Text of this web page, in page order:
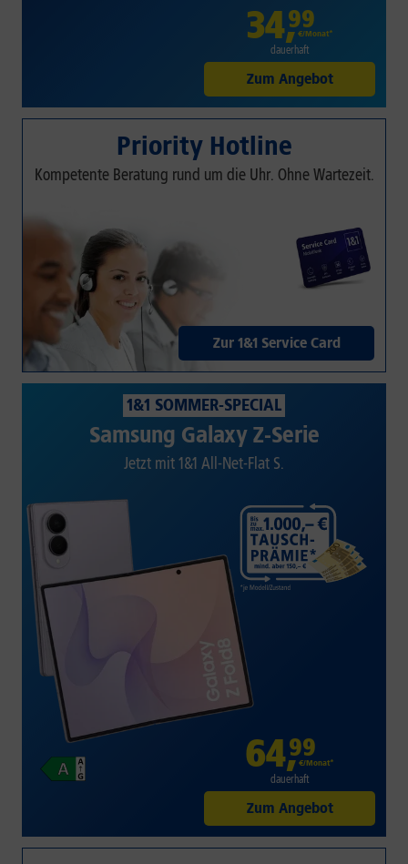
34,99
€/Monat*
dauerhaft
Zum Angebot
Priority Hotline
Kompetente Beratung rund um die Uhr. Ohne Wartezeit.
Zur 1&1 Service Card
1&1 SOMMER-SPECIAL
Samsung Galaxy Z-Serie
Jetzt mit 1&1 All-Net-Flat S.
64,99
€/Monat*
dauerhaft
Zum Angebot